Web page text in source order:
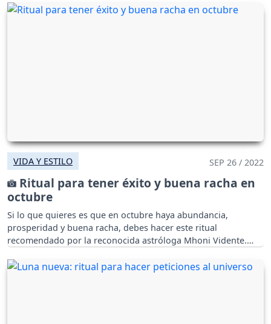
VIDA Y ESTILO SEP 26 / 2022
Ritual para tener éxito y buena racha en
octubre
Si lo que quieres es que en octubre haya abundancia,
prosperidad y buena racha, debes hacer este ritual
recomendado por la reconocida astróloga Mhoni Vidente.